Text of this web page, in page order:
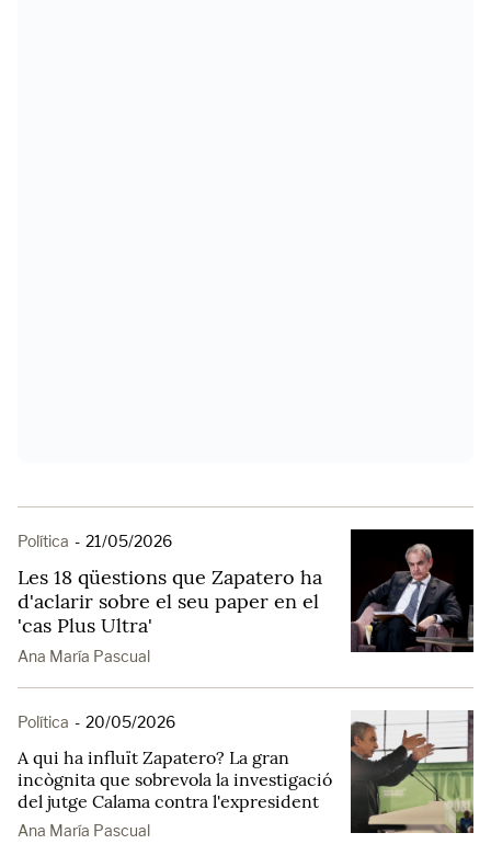
Política - 21/05/2026
Les 18 qüestions que Zapatero ha
d'aclarir sobre el seu paper en el
'cas Plus Ultra'
Ana María Pascual
Política - 20/05/2026
A qui ha influït Zapatero? La gran
incògnita que sobrevola la investigació
del jutge Calama contra l'expresident
Ana María Pascual